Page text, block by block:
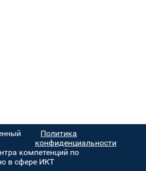
Политика
конфиденциальности
компетенций по
в сфере ИКТ